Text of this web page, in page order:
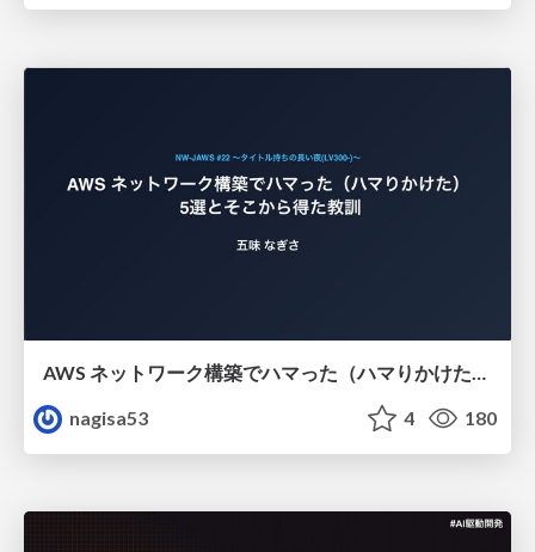
AWS ネットワーク構築でハマった（ハマりかけた） 5選とそこから得た教訓
nagisa53
4 180